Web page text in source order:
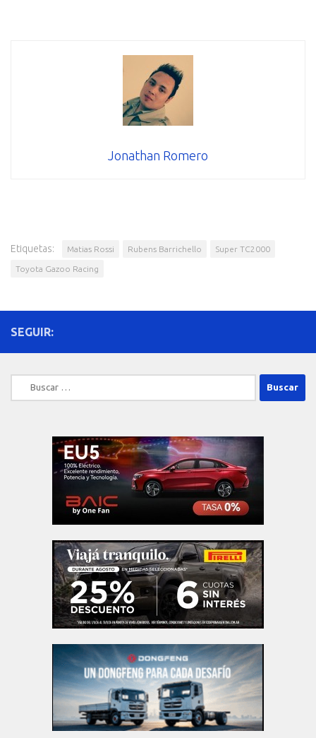
Jonathan Romero
Etiquetas: Matias Rossi Rubens Barrichello Super TC2000
Toyota Gazoo Racing
SEGUIR:
Buscar: